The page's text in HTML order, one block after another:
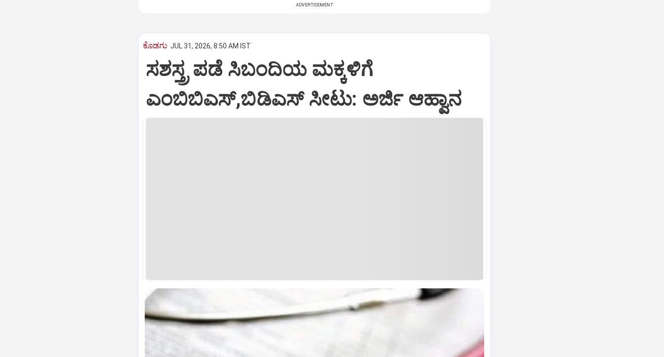
ADVERTISEMENT
ಕೊಡಗು JUL 31, 2026, 8:50 AM IST
ಸಶಸ್ತ್ರ ಪಡೆ ಸಿಬಂದಿಯ ಮಕ್ಕಳಿಗೆ
ಎಂಬಿಬಿಎಸ್‌,ಬಿಡಿಎಸ್‌ ಸೀಟು: ಅರ್ಜಿ ಆಹ್ವಾನ